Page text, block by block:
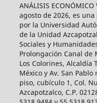
ANÁLISIS
agosto de 2026, es
por la Universidad
de la Unidad
Sociales y
Prolongación Canal de
Los Colorines, Alcaldía
México y Av. San
piso, cubículo 1, Col.
Azcapotzalco, C.P.